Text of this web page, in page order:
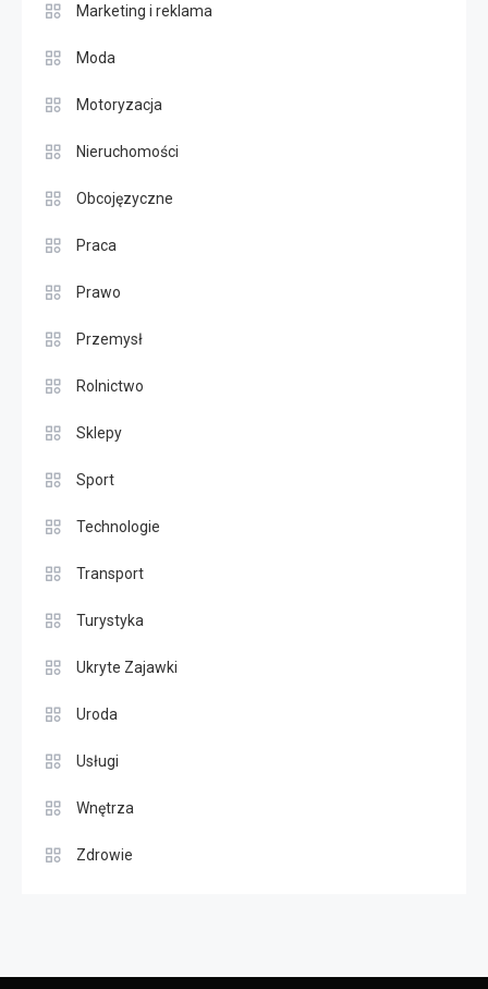
Marketing i reklama
Moda
Motoryzacja
Nieruchomości
Obcojęzyczne
Praca
Prawo
Przemysł
Rolnictwo
Sklepy
Sport
Technologie
Transport
Turystyka
Ukryte Zajawki
Uroda
Usługi
Wnętrza
Zdrowie